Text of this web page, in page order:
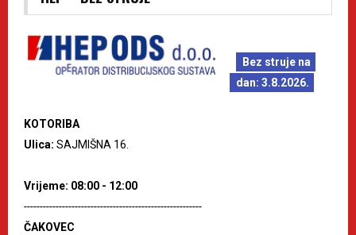
Bez struje na
dan: 3.8.2026.
KOTORIBA
Ulica: SAJMIŠNA 16.
Vrijeme: 08:00 - 12:00
--------------------------------------------------------
ČAKOVEC